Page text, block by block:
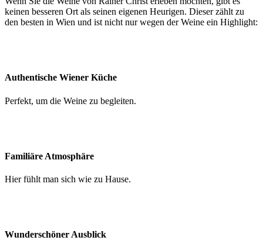
keinen besseren Ort als seinen eigenen Heurigen. Dieser zählt zu
den besten in Wien und ist nicht nur wegen der Weine ein Highlight:
Authentische Wiener Küche
Perfekt, um die Weine zu begleiten.
Familiäre Atmosphäre
Hier fühlt man sich wie zu Hause.
Wunderschöner Ausblick